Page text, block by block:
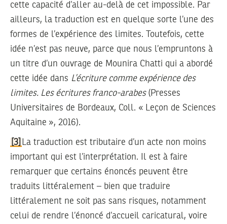
cette capacité d’aller au-delà de cet impossible. Par
ailleurs, la traduction est en quelque sorte l’une des
formes de l’expérience des limites. Toutefois, cette
idée n’est pas neuve, parce que nous l’empruntons à
un titre d’un ouvrage de Mounira Chatti qui a abordé
cette idée dans L’écriture comme expérience des
limites. Les écritures franco-arabes (Presses
Universitaires de Bordeaux, Coll. « Leçon de Sciences
Aquitaine », 2016).
[3] La traduction est tributaire d’un acte non moins
important qui est l’interprétation. Il est à faire
remarquer que certains énoncés peuvent être
traduits littéralement – bien que traduire
littéralement ne soit pas sans risques, notamment
celui de rendre l’énoncé d’accueil caricatural, voire